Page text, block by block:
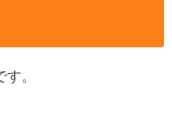
。